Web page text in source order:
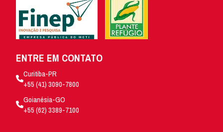
ENTRE EM CONTATO
Curitiba-PR
+55 (41) 3090-7800
Goianésia-GO
+55 (62) 3389-7100